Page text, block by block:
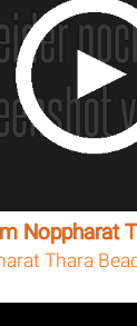
Noppharat
Thara